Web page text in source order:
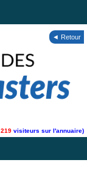
◄ Retour
219 visiteurs sur l'annuaire)